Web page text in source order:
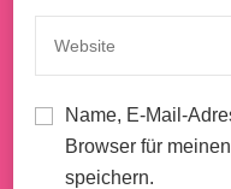
Name, E-Mail-
Browser für
speichern.